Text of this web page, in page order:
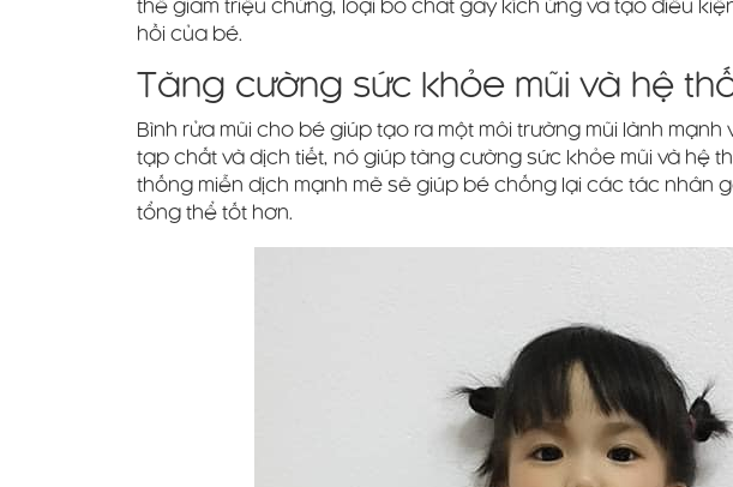
thể giảm triệu chứng, loại bỏ chất gây kích ứng và tạo điều
hồi của bé.
Tăng cường sức khỏe mũi và hệ
Bình rửa mũi cho bé giúp tạo ra một môi trường mũi lành
tạp chất và dịch tiết, nó giúp tăng cường sức khỏe mũi và hệ
thống miễn dịch mạnh mẽ sẽ giúp bé chống lại các tác nhân
tổng thể tốt hơn.